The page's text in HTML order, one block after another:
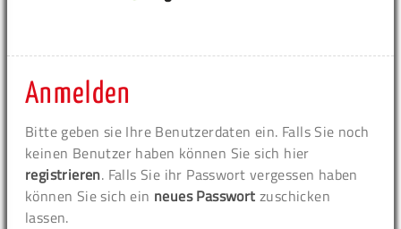
Anmelden
Bitte geben sie Ihre Benutzerdaten ein. Falls Sie noch
keinen Benutzer haben können Sie sich hier
registrieren. Falls Sie ihr Passwort vergessen haben
können Sie sich ein neues Passwort zuschicken
lassen.